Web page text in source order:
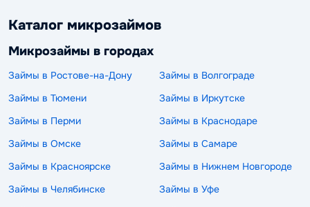
Каталог микрозаймов
Микрозаймы в городах
Займы в Ростове-на-Дону
Займы в Волгограде
Займы в Тюмени
Займы в Иркутске
Займы в Перми
Займы в Краснодаре
Займы в Омске
Займы в Самаре
Займы в Красноярске
Займы в Нижнем Новгороде
Займы в Челябинске
Займы в Уфе